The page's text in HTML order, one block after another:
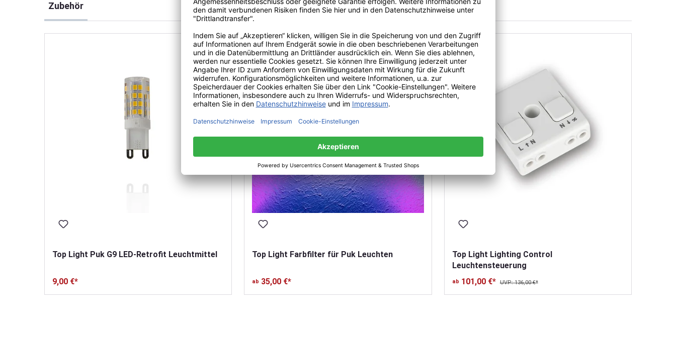
Zubehör
Top Light Puk G9 LED-Retrofit Leuchtmittel
9,00 €*
Top Light Farbfilter für Puk Leuchten
ab 35,00 €*
Top Light Lighting Control
Leuchtensteuerung
ab 101,00 €* UVP: 136,00 €*